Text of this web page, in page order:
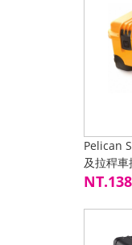
Pelican
及拉稈車